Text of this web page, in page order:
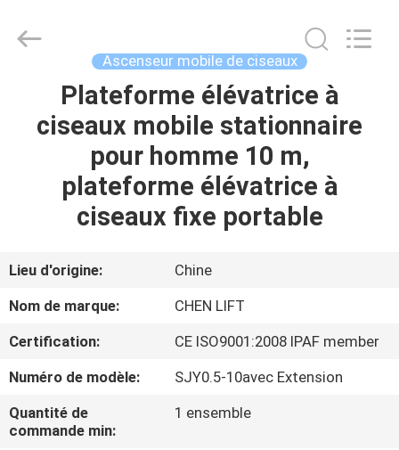
MAISON
PRODUITS
À
PROPOS
DE
VISITE
MACHINERY
Ascenseur mobile de ciseaux
Plateforme élévatrice à
ciseaux mobile stationnaire
pour homme 10 m,
plateforme élévatrice à
ciseaux fixe portable
Lieu d'origine:
Chine
Nom de marque:
CHEN LIFT
Certification:
CE ISO9001:2008 IPAF member
Numéro de modèle:
SJY0.5-10avec Extension
Quantité de
commande min:
1 ensemble